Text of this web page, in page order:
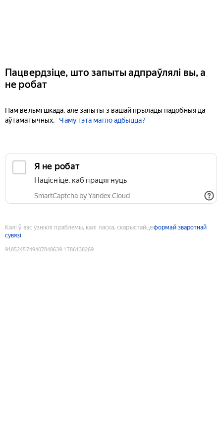
Пацвердзіце, што запыты адпраўлялі вы, а
не робат
Нам вельмі шкада, але запыты з вашай прылады падобныя да
аўтаматычных.
Чаму гэта магло адбыцца?
Я не робат
Націсніце, каб працягнуць
SmartCaptcha by Yandex Cloud
Калі ў вас узніклі праблемы, калі ласка, скарыстайцеформай зваротнай
сувязі
9185245749407848639:1786138269